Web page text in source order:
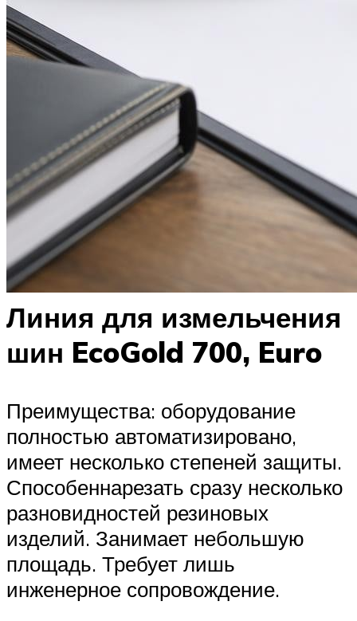
Линия для измельчения
шин EcoGold 700, Euro
Преимущества: оборудование
полностью автоматизировано,
имеет несколько степеней защиты.
Способеннарезать сразу несколько
разновидностей резиновых
изделий. Занимает небольшую
площадь. Требует лишь
инженерное сопровождение.